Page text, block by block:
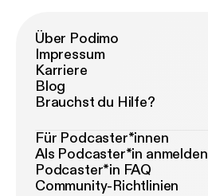
Über Podimo
Impressum
Karriere
Blog
Brauchst du Hilfe?
Für Podcaster*innen
Als Podcaster*in anmelden
Podcaster*in FAQ
Community-Richtlinien